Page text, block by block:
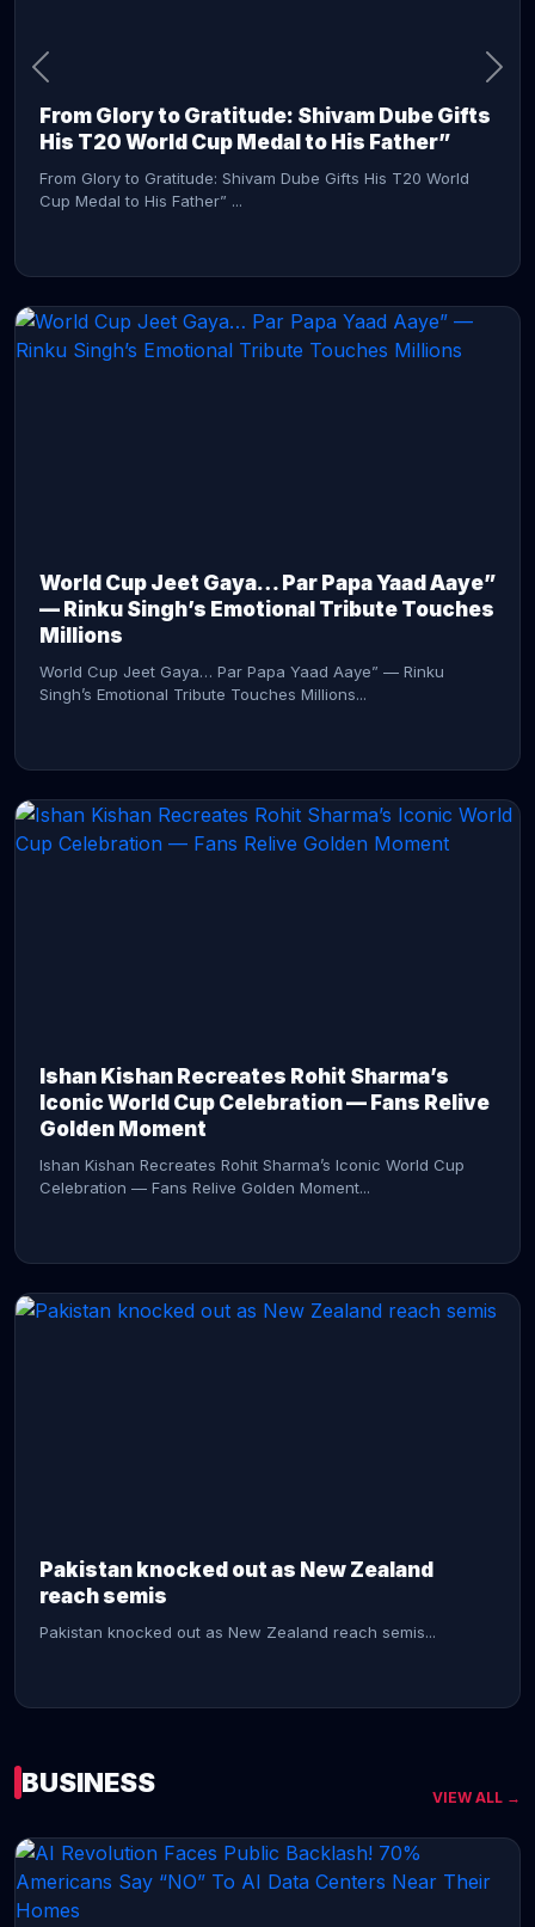
From Glory to Gratitude: Shivam Dube Gifts
His T20 World Cup Medal to His Father”
From Glory to Gratitude: Shivam Dube Gifts His T20 World
Cup Medal to His Father” ...
World Cup Jeet Gaya… Par Papa Yaad Aaye”
— Rinku Singh’s Emotional Tribute Touches
Millions
World Cup Jeet Gaya… Par Papa Yaad Aaye” — Rinku
Singh’s Emotional Tribute Touches Millions...
Ishan Kishan Recreates Rohit Sharma’s
Iconic World Cup Celebration — Fans Relive
Golden Moment
Ishan Kishan Recreates Rohit Sharma’s Iconic World Cup
Celebration — Fans Relive Golden Moment...
Pakistan knocked out as New Zealand
reach semis
Pakistan knocked out as New Zealand reach semis...
CONTINUE READING →
BUSINESS VIEW ALL →